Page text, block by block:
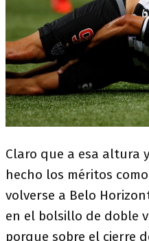
Claro que a esa altura
hecho los méritos
volverse a Belo
en el bolsillo de doble
porque sobre el cierre